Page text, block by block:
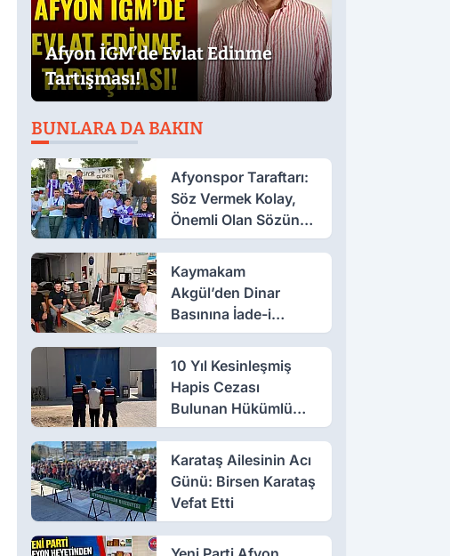
Afyon İGM’de Evlat Edinme
Tartışması!
BUNLARA DA BAKIN
Afyonspor Taraftarı:
Söz Vermek Kolay,
Önemli Olan Sözün
Arkasında Durmak
Kaymakam
Akgül’den Dinar
Basınına İade-i
Ziyaret
10 Yıl Kesinleşmiş
Hapis Cezası
Bulunan Hükümlü
Salar’da Yakalandı
Karataş Ailesinin Acı
Günü: Birsen Karataş
Vefat Etti